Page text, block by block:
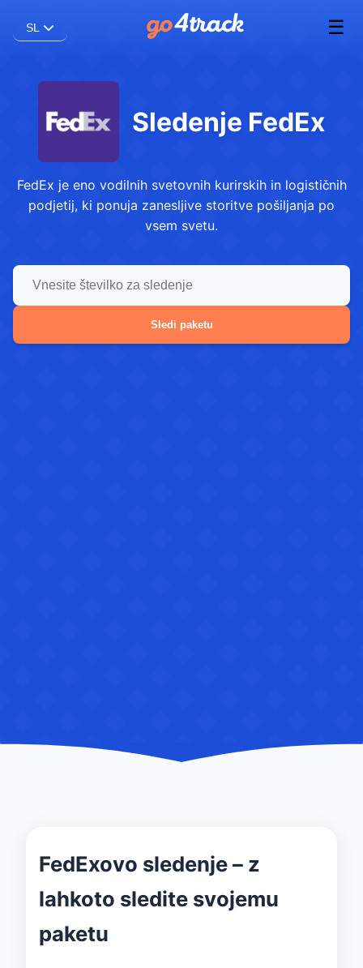
SL ☰
Sledenje FedEx
FedEx je eno vodilnih svetovnih kurirskih in logističnih
podjetij, ki ponuja zanesljive storitve pošiljanja po
vsem svetu.
Sledi paketu
FedExovo sledenje – z
lahkoto sledite svojemu
paketu